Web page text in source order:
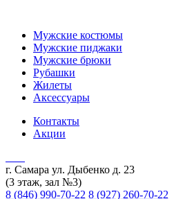
Мужские костюмы
Мужские пиджаки
Мужские брюки
Рубашки
Жилеты
Аксессуары
Контакты
Акции
г. Самара ул. Дыбенко д. 23
(3 этаж, зал №3)
8 (846) 990-70-22 8 (927) 260-70-22